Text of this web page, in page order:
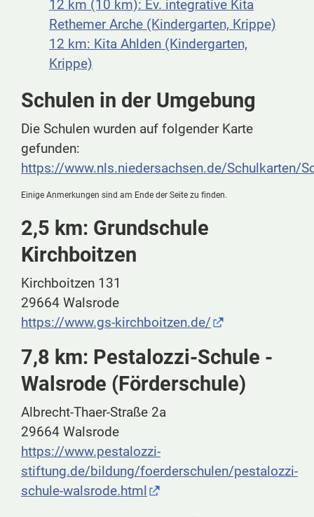
12 km (10 km): Ev. integrative Kita
Rethemer Arche (Kindergarten, Krippe)
12 km: Kita Ahlden (Kindergarten,
Krippe)
Schulen in der Umgebung
Die Schulen wurden auf folgender Karte
gefunden:
https://www.nls.niedersachsen.de/Schulkarten/
Einige Anmerkungen sind am Ende der Seite zu finden.
2,5 km: Grundschule
Kirchboitzen
Kirchboitzen 131
29664 Walsrode
https://www.gs-kirchboitzen.de/
7,8 km: Pestalozzi-Schule -
Walsrode (Förderschule)
Albrecht-Thaer-Straße 2a
29664 Walsrode
https://www.pestalozzi-
stiftung.de/bildung/foerderschulen/pestalozzi-
schule-walsrode.html